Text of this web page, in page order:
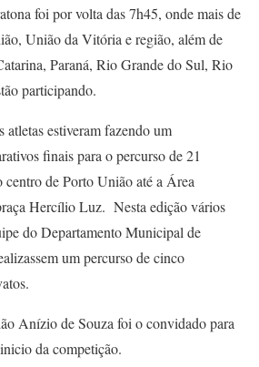
foi por volta das 7h45, onde mais de
União da Vitória e região, além de
Paraná, Rio Grande do Sul, Rio
participando.
atletas estiveram fazendo um
finais para o percurso de 21
de Porto União até a Área
Hercílio Luz. Nesta edição vários
do Departamento Municipal de
um percurso de cinco
Anízio de Souza foi o convidado para
da competição.